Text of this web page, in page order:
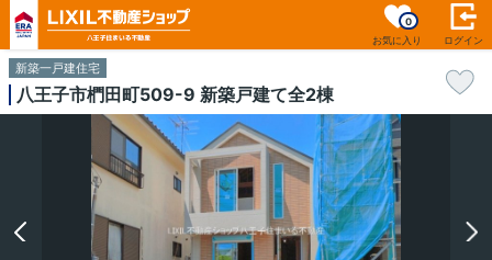
お気に入り
0
ログイン
新築一戸建住宅
八王子市椚田町509-9 新築戸建て全2棟